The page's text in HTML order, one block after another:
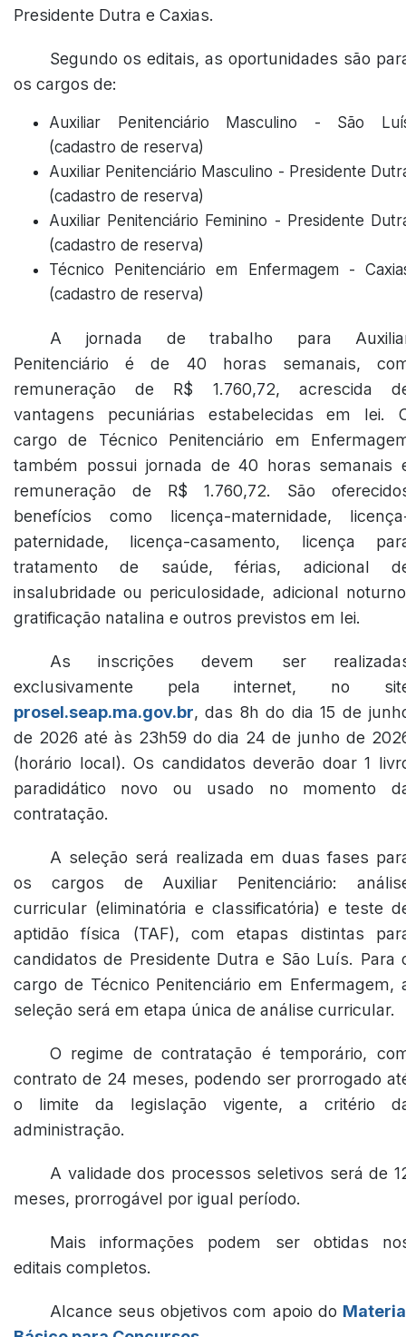
Presidente Dutra e Caxias.
Segundo os editais, as oportunidades são
os cargos de:
Auxiliar Penitenciário Masculino - São
(cadastro de reserva)
Auxiliar Penitenciário Masculino - Presidente
(cadastro de reserva)
Auxiliar Penitenciário Feminino - Presidente
(cadastro de reserva)
Técnico Penitenciário em Enfermagem -
(cadastro de reserva)
A jornada de trabalho para
Penitenciário é de 40 horas semanais,
remuneração de R$ 1.760,72, acrescida
vantagens pecuniárias estabelecidas em lei.
cargo de Técnico Penitenciário em
também possui jornada de 40 horas semanais
remuneração de R$ 1.760,72. São
benefícios como licença-maternidade,
paternidade, licença-casamento, licença
tratamento de saúde, férias, adicional
insalubridade ou periculosidade, adicional
gratificação natalina e outros previstos em lei.
As inscrições devem ser
exclusivamente pela internet, no
prosel.seap.ma.gov.br, das 8h do dia 15 de
de 2026 até às 23h59 do dia 24 de junho de
(horário local). Os candidatos deverão doar 1
paradidático novo ou usado no momento
contratação.
A seleção será realizada em duas fases
os cargos de Auxiliar Penitenciário:
curricular (eliminatória e classificatória) e teste
aptidão física (TAF), com etapas distintas
candidatos de Presidente Dutra e São Luís. Para
cargo de Técnico Penitenciário em Enfermagem,
seleção será em etapa única de análise curricular.
O regime de contratação é temporário,
contrato de 24 meses, podendo ser prorrogado
o limite da legislação vigente, a critério
administração.
A validade dos processos seletivos será de
meses, prorrogável por igual período.
Mais informações podem ser obtidas
editais completos.
Alcance seus objetivos com apoio do